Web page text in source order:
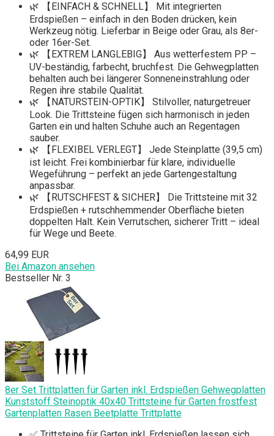
🌿 【EINFACH & SCHNELL】 Mit integrierten
Erdspießen – einfach in den Boden drücken, kein
Werkzeug nötig. Lieferbar in Beige oder Grau, als 8er-
oder 16er-Set.
🌿 【EXTREM LANGLEBIG】 Aus wetterfestem PP –
UV-beständig, farbecht, bruchfest. Die Gehwegplatten
behalten auch bei längerer Sonneneinstrahlung oder
Regen ihre stabile Qualität.
🌿 【NATURSTEIN-OPTIK】 Stilvoller, naturgetreuer
Look. Die Trittsteine fügen sich harmonisch in jeden
Garten ein und halten Schuhe auch an Regentagen
sauber.
🌿 【FLEXIBEL VERLEGT】 Jede Steinplatte (39,5 cm)
ist leicht. Frei kombinierbar für klare, individuelle
Wegeführung – perfekt an jede Gartengestaltung
anpassbar.
🌿 【RUTSCHFEST & SICHER】 Die Trittsteine mit 32
Erdspießen + rutschhemmender Oberfläche bieten
doppelten Halt. Kein Verrutschen, sicherer Tritt – ideal
für Wege und Beete.
64,99 EUR
Bei Amazon ansehen
Bestseller Nr. 3
8er Set Trittplatten für Garten inkl. Erdspießen Gehwegplatten
Kunststoff Steinoptik 40x40 Trittsteine für Garten frostfest
Gartenplatten Rasen Beetplatte Trittplatte